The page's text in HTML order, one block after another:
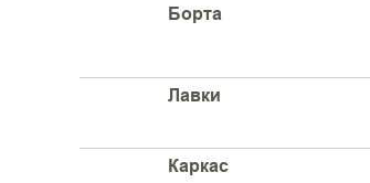
Борта
Лавки
Каркас